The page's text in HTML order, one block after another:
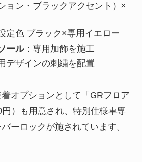
ョン・ブラックアクセント）×
定色 ブラック×専用イエロー
ール：専用加飾を施工
デザインの刺繍を配置
オプションとして「GRフロア
）も用意され、特別仕様車専
ーロックが施されています。